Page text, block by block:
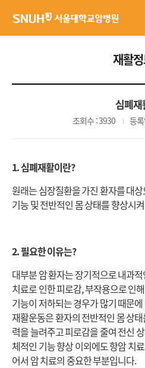
재활
심폐재
조회수 : 3930 등
1. 심폐재활이란?
원래는 심장질환을 가진 환자를 대
기능 및 전반적인 몸 상태를 향상시
2. 필요한 이유는?
대부분 암 환자는 장기적으로 내과
치료로 인한 피로감, 부작용으로 인
기능이 저하되는 경우가 많기 때문
재활운동은 환자의 전반적인 몸 상
력을 늘려주고 피로감을 줄여 전신
체적인 기능 향상 이외에도 항암 치
어서 암 치료의 중요한 부분입니다.